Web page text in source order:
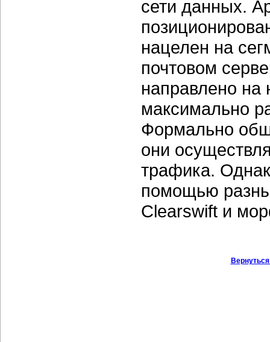
сети данных.
нацелен на
почтовом
направлено на
максимально
Формально
они
трафика.
помощью
Clearswift и